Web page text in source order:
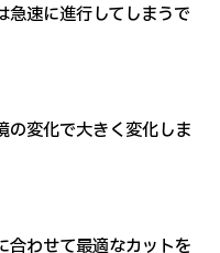
急速に進行してしまうで
の変化で大きく変化しま
合わせて最適なカットを